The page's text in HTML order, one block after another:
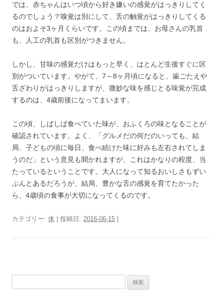
では、赤ちゃんはいつ頃から好き嫌いの感覚がはっきりしてく
るのでしょう？嗅覚は別にして、舌の触覚がはっきりしてくる
のはおよそ3ヶ月くらいです。この頃までは、お母さんの乳首
も、人工の乳首も区別がつきません。
しかし、甘味の感覚だけはもっと早く、はとんど生後すぐに区
別がついています。やがて、7～8ヶ月頃になると、歯ごたえや
舌ざわりがはっきりしますが、微妙な味を感じとる味覚が完成
するのは、4歳前後になってまいます。
この頃、しばしば食べていた味が、おふくろの味となることが
確認されています。よく、「グルメだの何だのいっても、結
局、子どもの頃に毎日、食べ続けた味に好みも左右されてしま
うのだ」という意見も聞かれますが、これはかなりの程度、当
たっているということです。大人になって知るおいしさもずい
ぶんとあるだろうが、結局、豊かな舌の感覚を育てたかった
ら、4歳頃の食事が大切になってくるのです。
カテゴリー: 体 | 投稿日: 2016-06-15